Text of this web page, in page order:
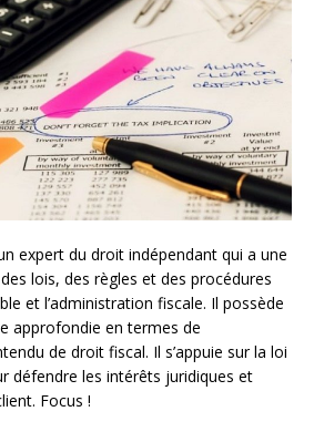
expert du droit indépendant qui a une
lois, des règles et des procédures
et l’administration fiscale. Il possède
approfondie en termes de
de droit fiscal. Il s’appuie sur la loi
défendre les intérêts juridiques et
Focus !